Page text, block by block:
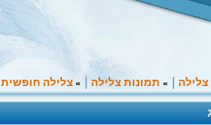
צלילה » תמונות צלילה » צלילה חופשית